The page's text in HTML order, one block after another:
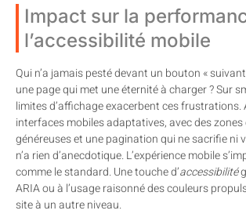
Impact sur la
l’accessibilité mobile
Qui n’a jamais pesté devant un bouton «
une page qui met une éternité à charger ? Sur
limites d’affichage exacerbent ces frustrations.
interfaces mobiles adaptatives, avec des
généreuses et une pagination qui ne sacrifie ni
n’a rien d’anecdotique. L’expérience mobile
comme le standard. Une touche d’accessibilité
ARIA ou à l’usage raisonné des couleurs
site à un autre niveau.